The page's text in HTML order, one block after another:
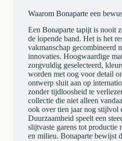
Waarom Bonaparte een
Een Bonaparte tapijt is nooit
de lopende band. Het is het
vakmanschap gecombineerd
innovaties. Hoogwaardige
zorgvuldig geselecteerd,
worden met oog voor detail
ontwerp sluit aan op
zonder tijdloosheid te
collectie die niet alleen
ook over tien jaar nog stijlvol
Duurzaamheid speelt een
slijtvaste garens tot productie
en milieu. Bonaparte bewijst